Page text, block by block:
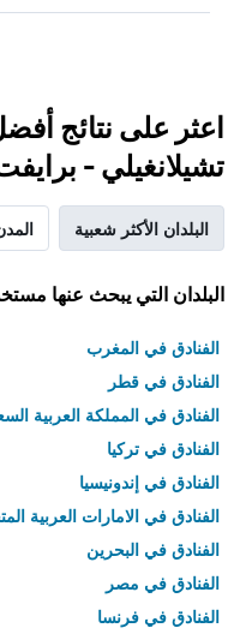
اعثر على نتائج
تشيلانغيلي -
البلدان الأكثر شعبية
البلدان التي يبحث عنها
الفنادق في المغرب
الفنادق في قطر
الفنادق في المملكة العربية
الفنادق في تركيا
الفنادق في إندونيسيا
الفنادق في الامارات العربية
الفنادق في البحرين
الفنادق في مصر
الفنادق في فرنسا